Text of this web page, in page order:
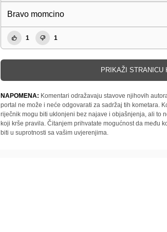
Bravo momcino
1 1
PRIKAŽI STRANICU
NAPOMENA: Komentari odražavaju stavove njihovih
portal ne može i neće odgovarati za sadržaj tih kometara.
riječnik mogu biti uklonjeni bez najave i objašnjenja, ali to
koji krše pravila. Čitanjem prihvatate mogućnost da među
biti u suprotnosti sa vašim uvjerenjima.